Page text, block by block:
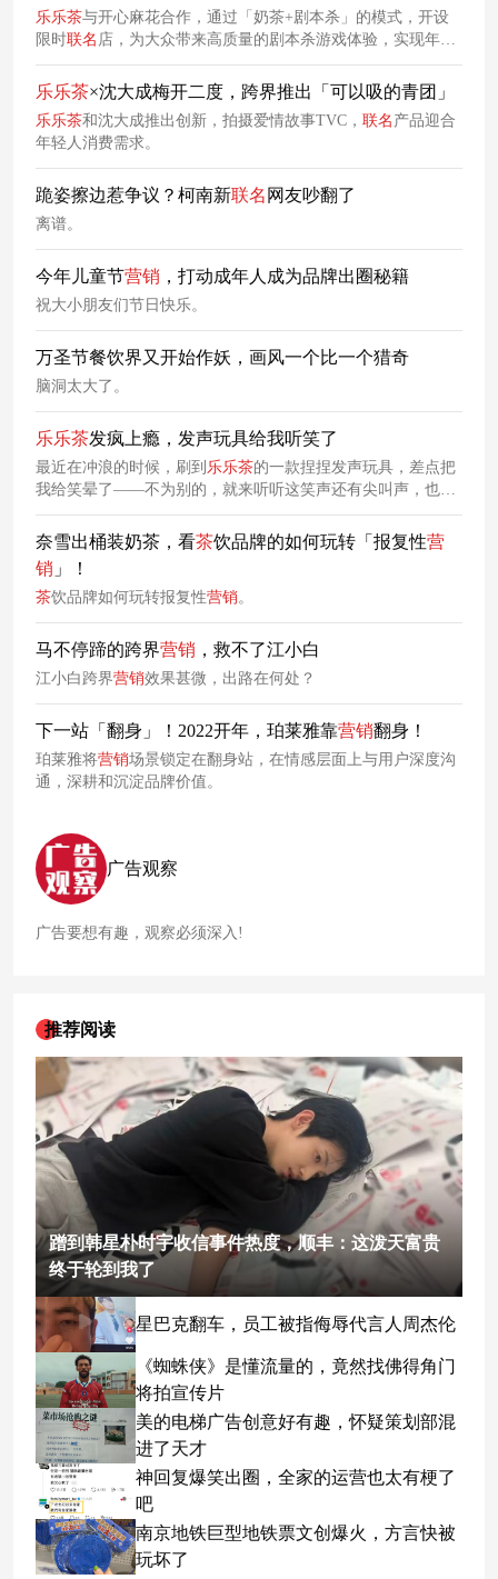
乐乐茶与开心麻花合作，通过「奶茶+剧本杀」的模式，开设
限时联名 店，为大众带来高质量的剧本杀游戏体验，实现年轻
化营销。
乐乐茶×沈大成梅开二度，跨界推出「可以吸的青团」
乐乐茶和沈大成推出创新，拍摄爱情故事TVC， 联名 产品迎合
年轻人消费需求。
跪姿擦边惹争议？柯南新联名 网友吵翻了
离谱。
今年儿童节营销 ，打动成年人成为品牌出圈秘籍
祝大小朋友们节日快乐。
万圣节餐饮界又开始作妖，画风一个比一个猎奇
脑洞太大了。
乐乐茶发疯上瘾，发声玩具给我听笑了
最近在冲浪的时候，刷到 乐乐茶的一款捏捏发声玩具，差点把
我给笑晕了——不为别的，就来听听这笑声还有尖叫声，也太
鬼畜了吧！说实话，乐乐茶的营销确实都还蛮“疯”的，创造出
了品牌相对独特的发疯文学。从IP合作到创造独特的“发疯文
学”，
乐乐茶 的 营销 核心思路不外乎是“与消费者共情，达成一
种价值认同和精神归属，从而转化为流量和销量”。
奈雪出桶装奶茶，看茶饮品牌的如何玩转「报复性营
销 」！
茶饮品牌如何玩转报复性营销 。
马不停蹄的跨界营销 ，救不了江小白
江小白跨界营销效果甚微，出路在何处？
下一站「翻身」！2022开年，珀莱雅靠营销翻身！
珀莱雅将营销场景锁定在翻身站，在情感层面上与用户深度沟
通，深耕和沉淀品牌价值。
广告观察
广告要想有趣，观察必须深入!
推荐阅读
蹭到韩星朴时宇收信事件热度，顺丰：这泼天富贵
终于轮到我了
星巴克翻车，员工被指侮辱代言人周杰伦
《蜘蛛侠》是懂流量的，竟然找佛得角门
将拍宣传片
美的电梯广告创意好有趣，怀疑策划部混
进了天才
神回复爆笑出圈，全家的运营也太有梗了
吧
南京地铁巨型地铁票文创爆火，方言快被
玩坏了